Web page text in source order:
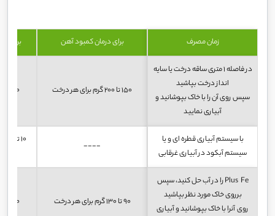
زمان مصرف برای درمان کمبود آهن برای
در فاصله 1 متری ساقه درخت یا سایه
انداز درخت بپاشید
سپس روی آن را با خاک بپوشانید و
آبیاری نمایید
150 تا 200 گرم برای هر درخت 70 تا 100 گرم برای هر درخت
با سیستم آبیاری قطره ای و یا
سیستم آبکود در آبیاری غرقابی
----
Plus Fe را در آب حل کنید، سپس
برروی خاک مورد نظر بپاشید
روی آنرا با خاک بپوشانید و آبیاری
90 تا 130 گرم برای هر درخت 50 تا 70 گرم برای هر درخت